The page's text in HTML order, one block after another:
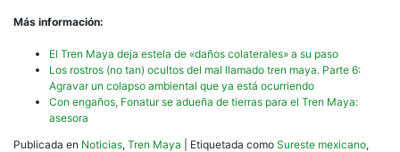
Más información:
El Tren Maya deja estela de «daños colaterales» a su paso
Los rostros (no tan) ocultos del mal llamado tren maya. Parte 6:
Agravar un colapso ambiental que ya está ocurriendo
Con engaños, Fonatur se adueña de tierras para el Tren Maya:
asesora
Publicada en Noticias, Tren Maya Etiquetada como Sureste mexicano,